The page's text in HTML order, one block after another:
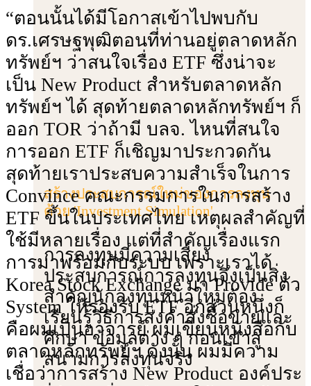
สร้างประสบการณ์ใหม่ของการลงทุน
ด้วย 'Investment Simulation'
การลงทุนมีความเสี่ยง
ประสบการณ์การลงทุนจึงเป็นสิ่ง
สําคัญนักลงทุนหน้าใหม่ต้อง
เรียนรู้วิธีการส่งคําสั่งซื้อขายและ
ศึกษา ข้อมูลต่าง ๆ ก่อนเข้าสู่
สนามการลงทุนจริง
“ตอนนั้นได้มีโอกาสเข้าไปพบกับ
ดร.เศรษฐพุฒิตอนที่ท่านอยู่ตลาดหลัก
ทรัพย์ฯ ว่าสนใจเรื่อง ETF ซึ่งน่าจะ
เป็น New Product สําหรับตลาดหลัก
ทรัพย์ฯ ได้ สุดท้ายตลาดหลักทรัพย์ฯ ก็
ออก TOR ว่าถ้ามี บลจ. ไหนที่สนใจ
การออก ETF ก็เชิญมาประกวดกัน
สุดท้ายเราประสบความสําเร็จในการ
Convince คณะกรรมการในการสร้าง
ETF ขึ้นในประเทศไทย เหตุผลสําคัญที่
ใช้มีหลายเรื่อง แต่ที่สําคัญเรื่องแรก
การมาพร้อมกับระบบ เพราะเราได้
Korea Stock Exchange มา Provide ตัว
System ให้รองรับ ETF อีกส่วนหนึ่งก็
คือผมเป็นอาจารย์ ผมเขียนหนังสือกับ
ตลาดหลักทรัพย์ฯ ดังนั้น ผมมีความ
เชื่อว่าการสร้าง New Product องค์ประ